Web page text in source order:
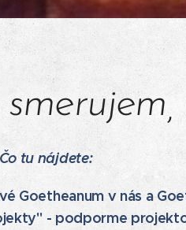
Čo tu nájdete:
Goetheanum v nás a
- podporme